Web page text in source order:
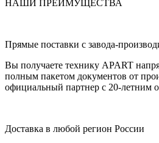
НАШИ ПРЕИМУЩЕСТВА
Прямые поставки с завода-
Вы получаете технику APART
полным пакетом документов от
официальный партнер с 20-летним
Доставка в любой регион России